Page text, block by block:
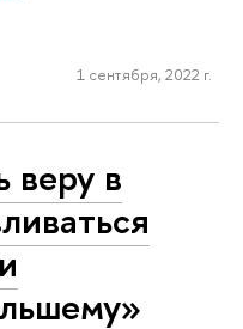
1 сентября, 2022 г.
в